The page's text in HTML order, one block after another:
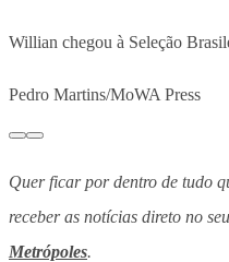
Willian chegou à Seleção
Pedro Martins/MoWA Press
Quer ficar por dentro de tudo
receber as notícias direto no
Metrópoles.